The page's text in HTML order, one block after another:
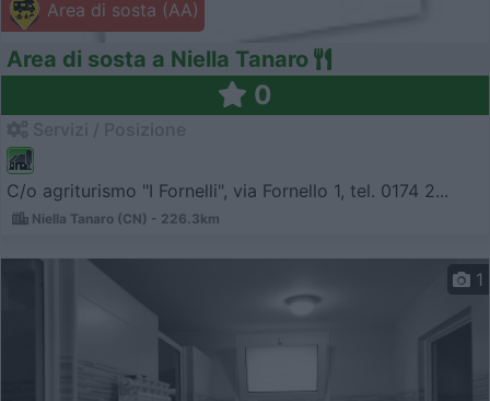
Area di sosta (AA)
Area di sosta a Niella Tanaro
0
C/o agriturismo "I Fornelli", via Fornello 1, tel. 0174 2...
Niella Tanaro (CN) - 226.3km
1